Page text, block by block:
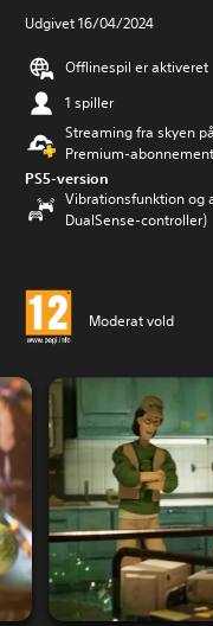
Udgivet 16/04/2024
Offlinespil er aktiveret
1 spiller
Streaming fra skyen
Premium-abonnement
PS5-version
Vibrationsfunktion og
DualSense-controller)
Moderat vold